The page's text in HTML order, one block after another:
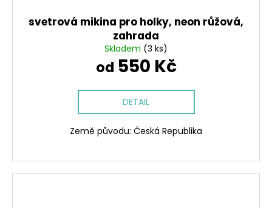
svetrová mikina pro holky, neon růžová,
zahrada
Skladem (3 ks)
od 550 Kč
DETAIL
Země původu: Česká Republika